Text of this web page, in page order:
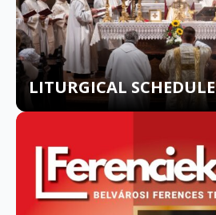
LITURGICAL SCHEDULE